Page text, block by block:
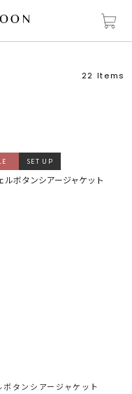
22 Items
SET UP
ボタンシアージャケット